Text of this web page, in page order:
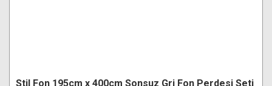
Stil Fon 195cm x 400cm Sonsuz Gri Fon Perdesi Seti